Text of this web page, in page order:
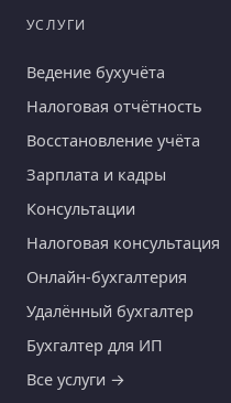
УСЛУГИ
Ведение бухучёта
Налоговая отчётность
Восстановление учёта
Зарплата и кадры
Консультации
Налоговая консультация
Онлайн-бухгалтерия
Удалённый бухгалтер
Бухгалтер для ИП
Все услуги →